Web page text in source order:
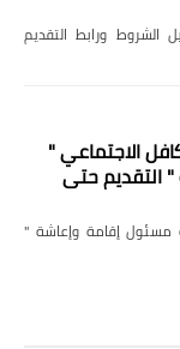
للتنمية الصناعية 2026 تفاصيل الشروط ورابط التقديم
الاجتماعي "
التقديم حتى
مسئول إقامة وإعاشة "